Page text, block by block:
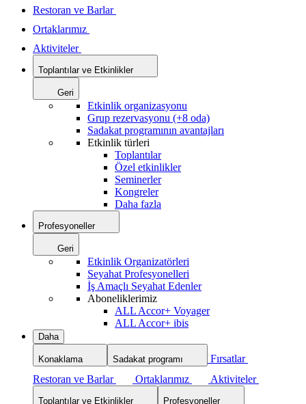
Restoran ve Barlar
Ortaklarımız
Aktiviteler
Toplantılar ve Etkinlikler
Geri
Etkinlik organizasyonu
Grup rezervasyonu (+8 oda)
Sadakat programının avantajları
Etkinlik türleri
Toplantılar
Özel etkinlikler
Seminerler
Kongreler
Daha fazla
Profesyoneller
Geri
Etkinlik Organizatörleri
Seyahat Profesyonelleri
İş Amaçlı Seyahat Edenler
Aboneliklerimiz
ALL Accor+ Voyager
ALL Accor+ ibis
Daha
Konaklama Sadakat programı
Fırsatlar
Restoran ve Barlar
Ortaklarımız Aktiviteler
Toplantılar ve Etkinlikler Profesyoneller